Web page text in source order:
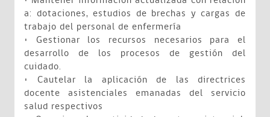
a: dotaciones, estudios de brechas y cargas de
trabajo del personal de enfermería
• Gestionar los recursos necesarios para el
desarrollo de los procesos de gestión del
cuidado.
• Cautelar la aplicación de las directrices
docente asistenciales emanadas del servicio
salud respectivos